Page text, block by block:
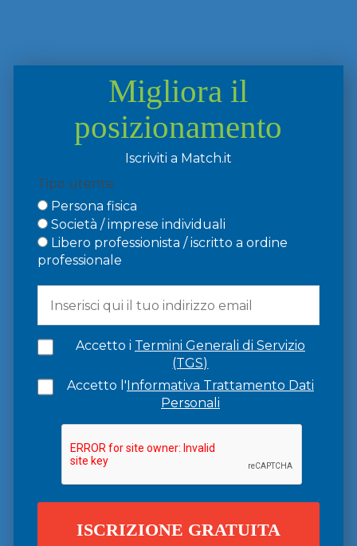
Migliora il
posizionamento
Iscriviti a Match.it
Tipo utente
Persona fisica
Società / imprese individuali
Libero professionista / iscritto a ordine
professionale
Accetto i Termini Generali di Servizio
(TGS)
Accetto l'Informativa Trattamento Dati
Personali